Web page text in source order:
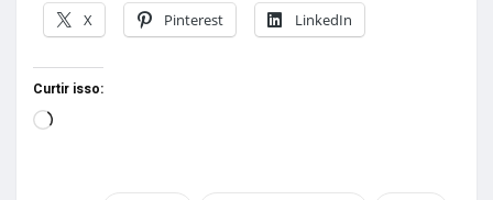
X Pinterest LinkedIn
Curtir isso: